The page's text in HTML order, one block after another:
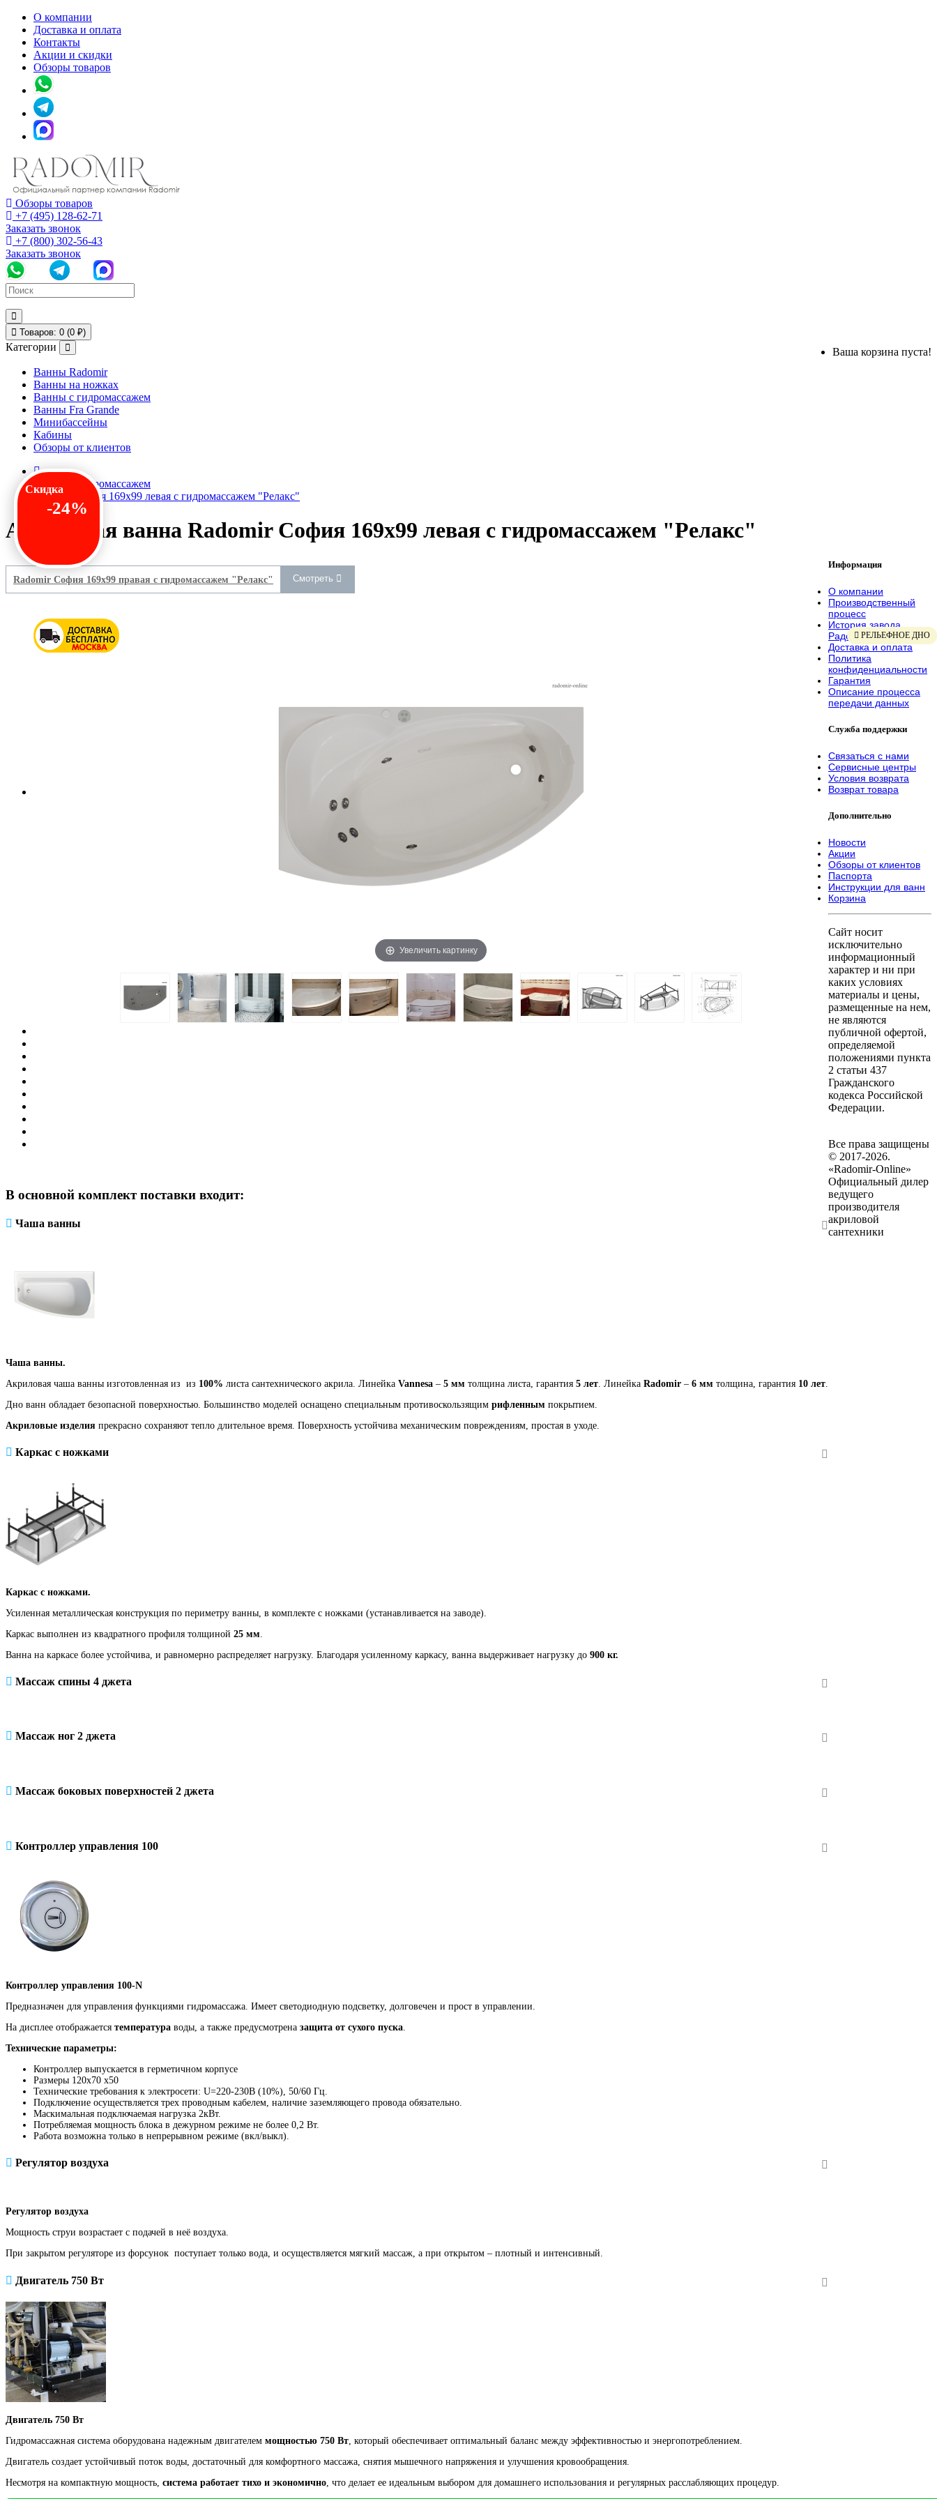
О компании
Доставка и оплата
Контакты
Акции и скидки
Обзоры товаров
Обзоры товаров
+7 (495) 128-62-71
Заказать звонок
+7 (800) 302-56-43
Заказать звонок
Товаров: 0 (0 ₽)
Ваша корзина пуста!
Категории
Ванны Radomir
Ванны на ножках
Ванны с гидромассажем
Ванны Fra Grande
Минибассейны
Кабины
Обзоры от клиентов
Ванны с гидромассажем
Radomir София 169x99 левая с гидромассажем "Релакс"
Акриловая ванна Radomir София 169x99 левая с гидромассажем "Релакс"
Radomir София 169x99 правая с гидромассажем "Релакс" Смотреть
РЕЛЬЕФНОЕ ДНО
Скидка
-24%
Увеличить картинку
В основной комплект поставки входит:
Чаша ванны
Чаша ванны.
Акриловая чаша ванны изготовленная из из 100% листа сантехнического акрила. Линейка Vannesa – 5 мм толщина листа, гарантия 5 лет. Линейка Radomir – 6 мм толщина, гарантия 10 лет.
Дно ванн обладает безопасной поверхностью. Большинство моделей оснащено специальным противоскользящим рифленным покрытием.
Акриловые изделия прекрасно сохраняют тепло длительное время. Поверхность устойчива механическим повреждениям, простая в уходе.
Каркас с ножками
Каркас с ножками.
Усиленная металлическая конструкция по периметру ванны, в комплекте с ножками (устанавливается на заводе).
Каркас выполнен из квадратного профиля толщиной 25 мм
Ванна на каркасе более устойчива, и равномерно распределяет нагрузку. Благодаря усиленному каркасу, ванна выдерживает нагрузку до 900 кг.
Массаж спины 4 джета
Массаж ног 2 джета
Массаж боковых поверхностей 2 джета
Контроллер управления 100
Контроллер управления 100-N
Предназначен для управления функциями гидромассажа. Имеет светодиодную подсветку, долговечен и прост в управлении.
На дисплее отображается температура воды, а также предусмотрена защита от сухого пуска
Технические параметры:
Контроллер выпускается в герметичном корпусе
Размеры 120х70 х50
Технические требования к электросети: U=220-230В (10%), 50/60 Гц.
Подключение осуществляется трех проводным кабелем, наличие заземляющего провода обязательно.
Маскимальная подключаемая нагрузка 2кВт.
Потребляемая мощность блока в дежурном режиме не более 0,2 Вт.
Работа возможна только в непрерывном режиме (вкл/выкл).
Регулятор воздуха
Регулятор воздуха
Мощность струи возрастает с подачей в неё воздуха.
При закрытом регуляторе из форсунок поступает только вода, и осуществляется мягкий массаж, а при открытом – плотный и интенсивный.
Двигатель 750 Вт
Двигатель 750 Вт
Гидромассажная система оборудована надежным двигателем мощностью 750 Вт , который обеспечивает оптимальный баланс между эффективностью и энергопотреблением.
Двигатель создает устойчивый поток воды, достаточный для комфортного массажа, снятия мышечного напряжения и улучшения кровообращения.
Несмотря на компактную мощность, система работает тихо и экономично , что делает ее идеальным выбором для домашнего использования и регулярных расслабляющих процедур.
Информация
О компании
Производственный
процесс
История завода
Радомир
Доставка и оплата
Политика
конфиденциальности
Гарантия
Описание процесса
передачи данных
Служба поддержки
Связаться с нами
Сервисные центры
Условия возврата
Возврат товара
Дополнительно
Новости
Акции
Обзоры от клиентов
Паспорта
Инструкции для ванн
Корзина
Сайт носит
исключительно
информационный
характер и ни при
каких условиях
материалы и цены,
размещенные на нем,
не являются
публичной офертой,
определяемой
положениями пункта
2 статьи 437
Гражданского
кодекса Российской
Федерации.
Все права защищены
© 2017-2026.
«Radomir-Online»
Официальный дилер
ведущего
производителя
акриловой
сантехники